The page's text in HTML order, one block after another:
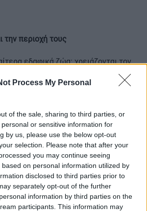
Process My Personal
of the sale, sharing to third parties, or
or sensitive information for
by us, please use the below opt-out
selection. Please note that after your
you may continue seeing
on personal information utilized by
disclosed to third parties prior to
separately opt-out of the further
information by third parties on the
participants. This information may
την περιοχή τους
εδαφικά ζώα: χρειάζονται τον
να αισθάνονται ασφαλείς και συχνά
τον υπερασπίζονται. Στην
η περιοχή που θεωρούν
αρκεί για να προκαλέσει
Πριν ξεσπάσει ένας καβγάς
μιαέντονη αντιπαράθεση με
και συριστικούς ήχους,καθώς
να εκφοβίσει τον αντίπαλό του.
υποχωρήσει, η ένταση
τα πράγματα μπορεί να αγριέψουν
διακυβεύονται πολύτιμοι πόροι
ή ασφαλές σημείο ανάπαυσης.